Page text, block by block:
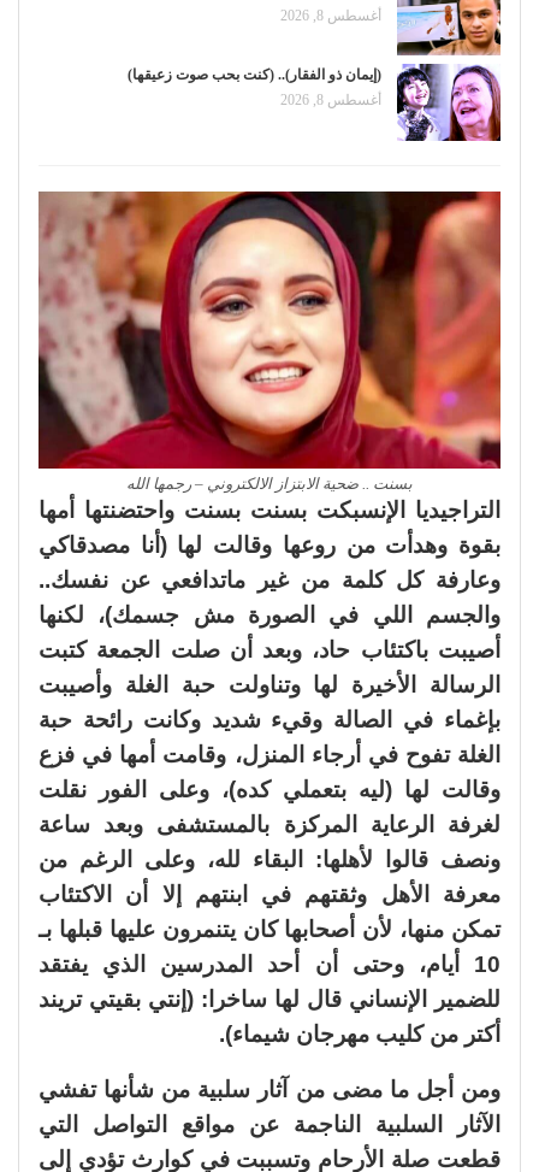
أغسطس 8, 2026
(إيمان ذو الفقار).. (كنت بحب صوت زعيقها)
أغسطس 8, 2026
بسنت .. ضحية الابتزاز الالكتروني – رجمها الله
التراجيديا الإنسبكت بسنت بسنت واحتضنتها أمها
بقوة وهدأت من روعها وقالت لها (أنا مصدقاكي
وعارفة كل كلمة من غير ماتدافعي عن نفسك..
والجسم اللي في الصورة مش جسمك)، لكنها
أصيبت باكتئاب حاد، وبعد أن صلت الجمعة كتبت
الرسالة الأخيرة لها وتناولت حبة الغلة وأصيبت
بإغماء في الصالة وقيء شديد وكانت رائحة حبة
الغلة تفوح في أرجاء المنزل، وقامت أمها في فزع
وقالت لها (ليه بتعملي كده)، وعلى الفور نقلت
لغرفة الرعاية المركزة بالمستشفى وبعد ساعة
ونصف قالوا لأهلها: البقاء لله، وعلى الرغم من
معرفة الأهل وثقتهم في ابنتهم إلا أن الاكتئاب
تمكن منها، لأن أصحابها كان يتنمرون عليها قبلها بـ
10 أيام، وحتى أن أحد المدرسين الذي يفتقد
للضمير الإنساني قال لها ساخرا: (إنتي بقيتي تريند
أكتر من كليب مهرجان شيماء).
ومن أجل ما مضى من آثار سلبية من شأنها تفشي
الآثار السلبية الناجمة عن مواقع التواصل التي
قطعت صلة الأرحام وتسببت في كوارث تؤدي إلى